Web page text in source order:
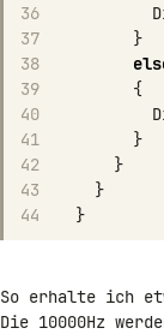
36
37
}
38
39
{
40
41
}
42
}
43
}
44
}
So erhalte ich
Die 10000Hz